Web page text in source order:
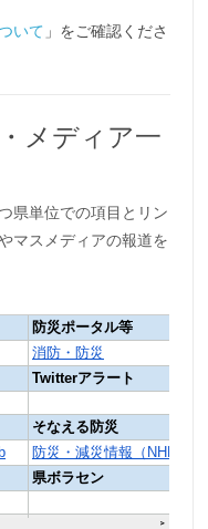
いて 」をご確認くださ
メディア一
県単位での項目とリン
マスメディアの報道を